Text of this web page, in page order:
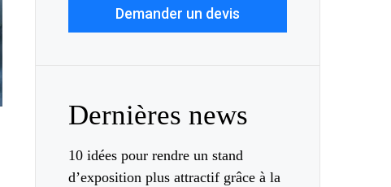
Demander un devis
Dernières news
10 idées pour rendre un stand
d’exposition plus attractif grâce à la